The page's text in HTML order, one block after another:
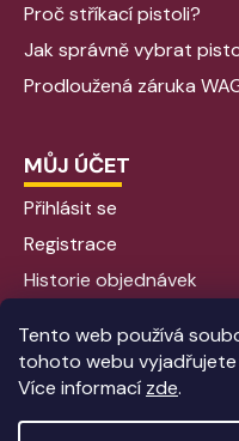
Tento web používá
tohoto webu vyjadřujete
Více informací zde.
Proč stříkací pistoli?
Jak správně vybrat
Prodloužená záruka
MŮJ ÚČET
Přihlásit se
Registrace
Historie objednávek